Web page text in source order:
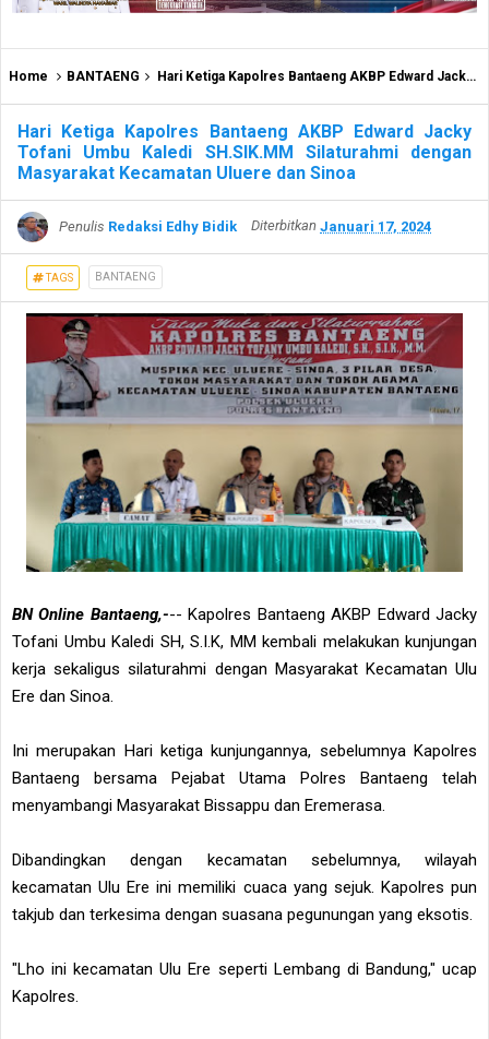
Home BANTAENG Hari Ketiga Kapolres Bantaeng AKBP Edward Jacky Tofani Umbu Kaledi SH.SIK.MM Silaturahmi dengan Masyarakat Kecamatan Uluere dan Sinoa
Hari Ketiga Kapolres Bantaeng AKBP Edward Jacky
Tofani Umbu Kaledi SH.SIK.MM Silaturahmi dengan
Masyarakat Kecamatan Uluere dan Sinoa
Penulis Redaksi Edhy Bidik Diterbitkan Januari 17, 2024
TAGS BANTAENG
BN Online Bantaeng,--- Kapolres Bantaeng AKBP Edward Jacky
Tofani Umbu Kaledi SH, S.I.K, MM kembali melakukan kunjungan
kerja sekaligus silaturahmi dengan Masyarakat Kecamatan Ulu
Ere dan Sinoa.
Ini merupakan Hari ketiga kunjungannya, sebelumnya Kapolres
Bantaeng bersama Pejabat Utama Polres Bantaeng telah
menyambangi Masyarakat Bissappu dan Eremerasa.
Dibandingkan dengan kecamatan sebelumnya, wilayah
kecamatan Ulu Ere ini memiliki cuaca yang sejuk. Kapolres pun
takjub dan terkesima dengan suasana pegunungan yang eksotis.
"Lho ini kecamatan Ulu Ere seperti Lembang di Bandung," ucap
Kapolres.